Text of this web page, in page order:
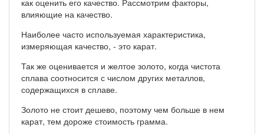
влияющие на качество.
Наиболее часто используемая характеристика,
измеряющая качество, - это карат.
Так же оценивается и желтое золото, когда чистота
сплава соотносится с числом других металлов,
содержащихся в сплаве.
Золото не стоит дешево, поэтому чем больше в нем
карат, тем дороже стоимость грамма.